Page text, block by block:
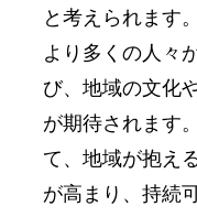
と考えられます
より多くの人々
び、地域の文化
が期待されます
て、地域が抱え
が高まり、持続